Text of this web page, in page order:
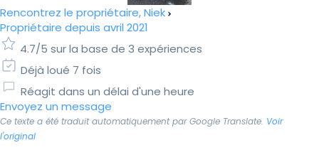
Rencontrez le propriétaire, Niek
Propriétaire depuis avril 2021
4.7/5 sur la base de 3 expériences
Déjà loué 7 fois
Réagit dans un délai d'une heure
Envoyez un message
Ce texte a été traduit automatiquement par Google Translate. Voir
l'original